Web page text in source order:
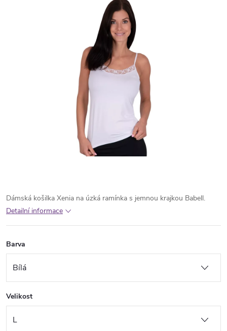
Dámská košilka Xenia na úzká ramínka s jemnou krajkou Babell.
Detailní informace
Barva
Velikost